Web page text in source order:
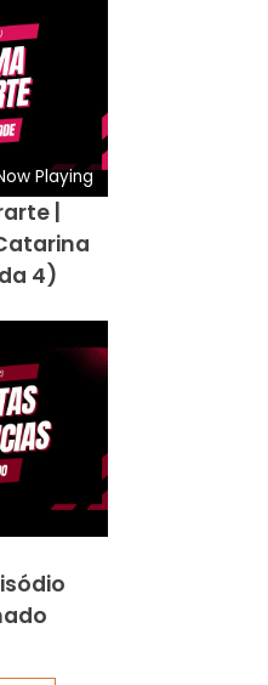
Playing
|
4)